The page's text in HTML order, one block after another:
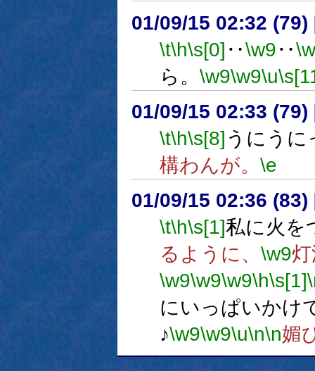
01/09/15 02:32 (79)
\t\h\s[0] ‥\w9‥
ら。 \w9\w9\u
01/09/15 02:33 (79)
\t\h\s[8] うにうに
構わんが。 \e
01/09/15 02:36 (83)
\t\h\s[1]私に火を
るように、 \w9
\w9\w9\w9\h\s[1]
にいっぱいかけ
♪\w9\w9\u\n\n媚